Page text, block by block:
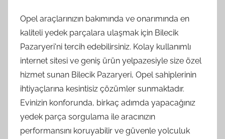
Opel araçlarınızın bakımında ve onarımında en
kaliteli yedek parçalara ulaşmak için Bilecik
Pazaryeri'ni tercih edebilirsiniz. Kolay kullanımlı
internet sitesi ve geniş ürün yelpazesiyle size özel
hizmet sunan Bilecik Pazaryeri, Opel sahiplerinin
ihtiyaçlarına kesintisiz çözümler sunmaktadır.
Evinizin konforunda, birkaç adımda yapacağınız
yedek parça sorgulama ile aracınızın
performansını koruyabilir ve güvenle yolculuk